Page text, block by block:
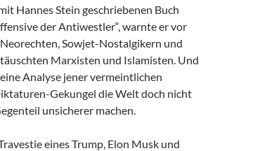
Hannes Stein geschriebenen Buch
der Antiwestler“, warnte er vor
Sowjet-Nostalgikern und
Marxisten und Islamisten. Und
Analyse jener vermeintlichen
Gekungel die Welt doch nicht
unsicherer machen.
eines Trump, Elon Musk und